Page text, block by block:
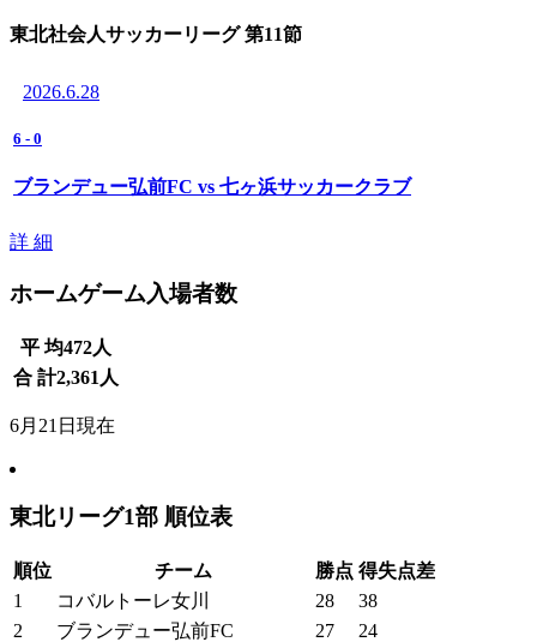
東北社会人サッカーリーグ 第11節
2026.6.28
6 - 0
ブランデュー弘前FC vs 七ヶ浜サッカークラブ
詳 細
ホームゲーム入場者数
平 均472人
合 計2,361 人
6月21日現在
東北リーグ1部 順位表
順位 チーム 勝点 得失点差
1
コバルトーレ女川 28
38
2
ブランデュー弘前FC 27
24